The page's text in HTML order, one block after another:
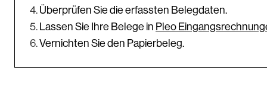
Überprüfen Sie die erfassten Belegdaten.
Lassen Sie Ihre Belege in Pleo
Vernichten Sie den Papierbeleg.